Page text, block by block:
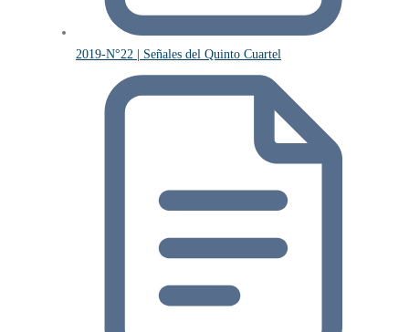
2019-N°22 | Señales del Quinto Cuartel